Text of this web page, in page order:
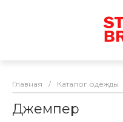
Главная / Каталог одежды
Джемпер